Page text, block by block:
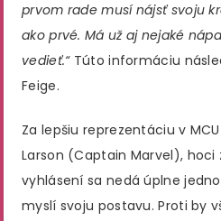
prvom rade musí nájsť svoju
ako prvé. Má už aj nejaké
vedieť.“Túto informáciu
Feige.
Za lepšiu reprezentáciu v
Larson (Captain Marvel),
vyhlásení sa nedá úplne
myslí svoju postavu. Proti by